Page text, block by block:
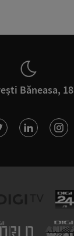
Băneasa,